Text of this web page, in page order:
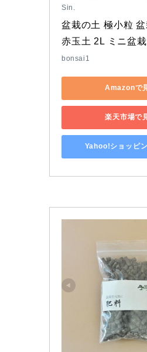
Sin.
盆栽の土 極小粒
赤玉土 2L ミニ盆
bonsai1
Amazonで
楽天市場で
Yahoo!ショッピ